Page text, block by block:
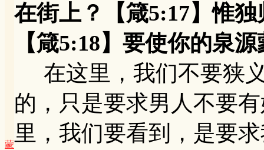
蒙
在街上？【箴5:17】惟
【箴5:18】要使你的泉
在这里，我们不要狭
的，只是要求男人不要
里，我们要看到，是要